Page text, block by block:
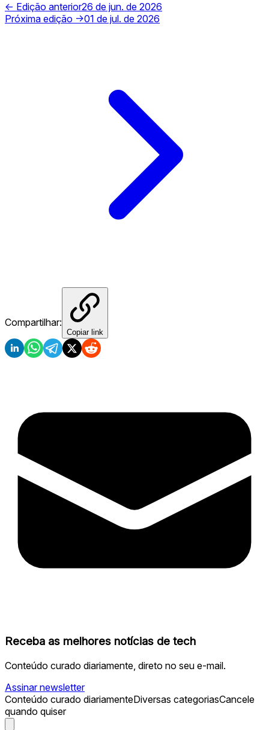
← Edição anterior26 de jun. de 2026
Próxima edição →01 de jul. de 2026
Compartilhar:
Copiar link
Receba as melhores notícias de tech
Conteúdo curado diariamente, direto no seu e-mail.
Assinar newsletter
Conteúdo curado diariamenteDiversas categoriasCancele
quando quiser